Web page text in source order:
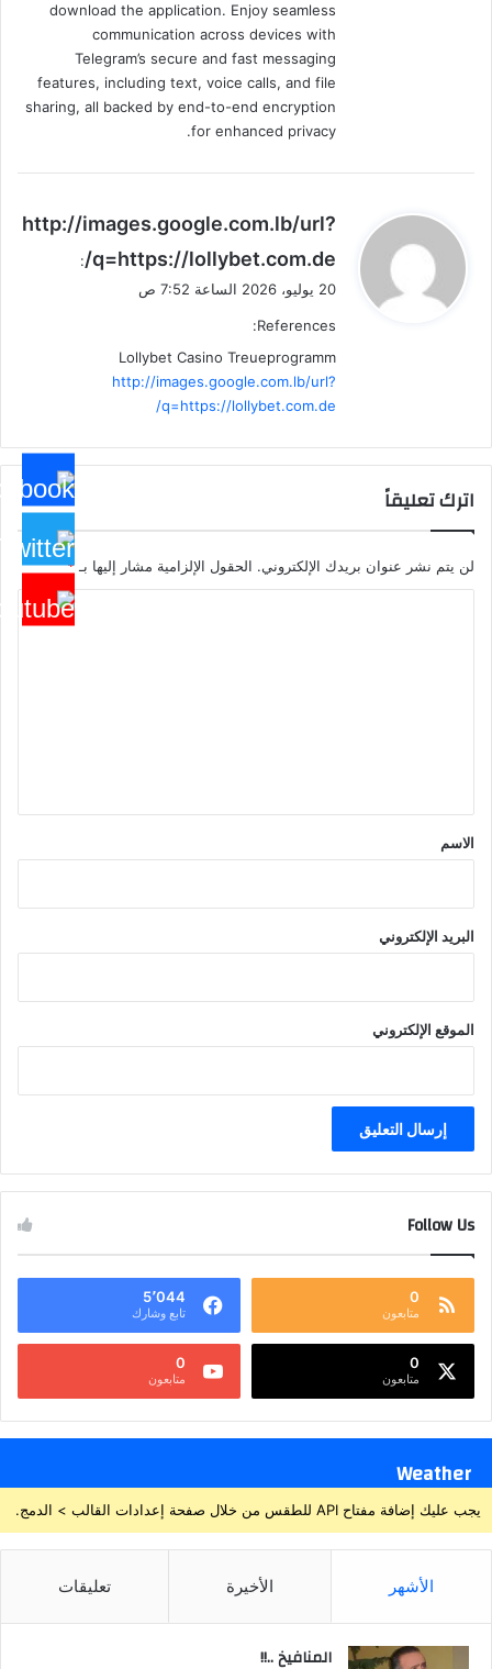
download the application. Enjoy seamless
communication across devices with
Telegram’s secure and fast messaging
features, including text, voice calls, and file
sharing, all backed by end-to-end encryption
for enhanced privacy.
ي
و
ل
http://images.google.com.lb/url?
q=https://lollybet.com.de/
:
20 يوليو، 2026 الساعة 7:52 ص
References:
Lollybet Casino Treueprogramm
http://images.google.com.lb/url?
q=https://lollybet.com.de/
اترك تعليقاً
لن يتم نشر عنوان بريدك الإلكتروني. الحقول الإلزامية مشار إليها بـ*
*
الاسم
البريد الإلكتروني
الموقع الإلكتروني
Follow Us
0
متابعون
5٬044
تابع وشارك
0
متابعون
0
متابعون
Weather
يجب عليك إضافة مفتاح API للطقس من خلال صفحة إعدادات القالب > الدمج.
الأشهر الأخيرة تعليقات
المنافيخ ..!!